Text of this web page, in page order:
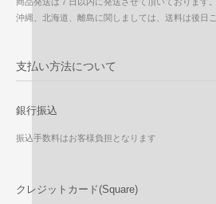
沖縄、北海道、離島に関しましては、送料は後日
支払い方法について
銀行振込
振込手数料はお客様負担となります
クレジットカード(Square)